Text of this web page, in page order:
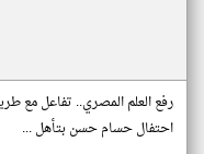
المقالات
الموجوده
هنا عن
رفع العلم المصري.. تفاعل مع
احتفال حسام حسن بتأهل ...